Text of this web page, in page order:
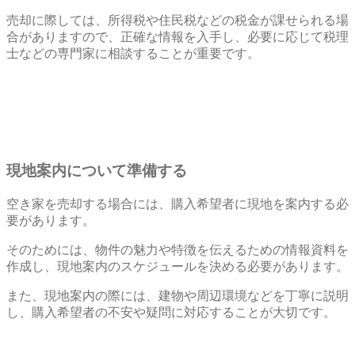
売却に際しては、所得税や住民税などの税金が課せられる場
合がありますので、正確な情報を入手し、必要に応じて税理
士などの専門家に相談することが重要です。
現地案内について準備する
空き家を売却する場合には、購入希望者に現地を案内する必
要があります。
そのためには、物件の魅力や特徴を伝えるための情報資料を
作成し、現地案内のスケジュールを決める必要があります。
また、現地案内の際には、建物や周辺環境などを丁寧に説明
し、購入希望者の不安や疑問に対応することが大切です。